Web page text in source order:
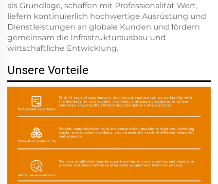
als Grundlage, schaffen mit Professionalität Wert,
liefern kontinuierlich hochwertige Ausrüstung und
Dienstleistungen an globale Kunden und fördern
gemeinsam die Infrastrukturausbau und
wirtschaftliche Entwicklung.
Unsere Vorteile